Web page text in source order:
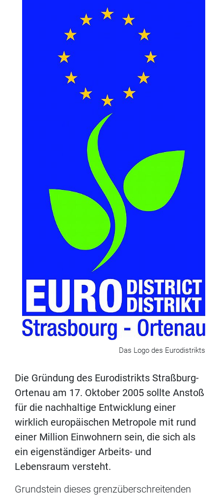
Das Logo des Eurodistrikts
Die Gründung des Eurodistrikts Straßburg-
Ortenau am 17. Oktober 2005 sollte Anstoß
für die nachhaltige Entwicklung einer
wirklich europäischen Metropole mit rund
einer Million Einwohnern sein, die sich als
ein eigenständiger Arbeits- und
Lebensraum versteht.
Grundstein dieses grenzüberschreitenden